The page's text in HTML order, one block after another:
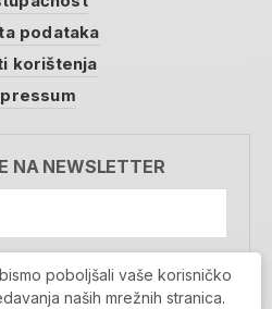
podataka
korištenja
NA NEWSLETTER
podaci spremaju u bazu
poboljšali vaše korisničko
naših mrežnih stranica.